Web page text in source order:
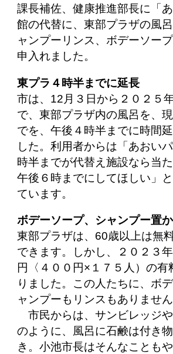
課長補佐、健康推進部長に「
館の代替に、東部プラザの風
ャンプーリンス、ボデーソー
申入れました。
東プラ４時半までに延長
市は、12月３日から２０２５
で、東部プラザ内の風呂を、
でを、午後４時半までに時間
した。利用者からは「あおい
時半までが代替え施設なら当
午後６時までにしてほしい」
ています。
ボデーソープ、シャンプー置
東部プラザは、60歳以上は無
できます。しかし、２０２３
円〈４００円×１７５人）の有
りました。この人たちに、ボ
ャンプーもリンスもありません
市民からは、サンビレッジ
のように、風呂に石鹸は付き
き。小池市長はそんなこともや